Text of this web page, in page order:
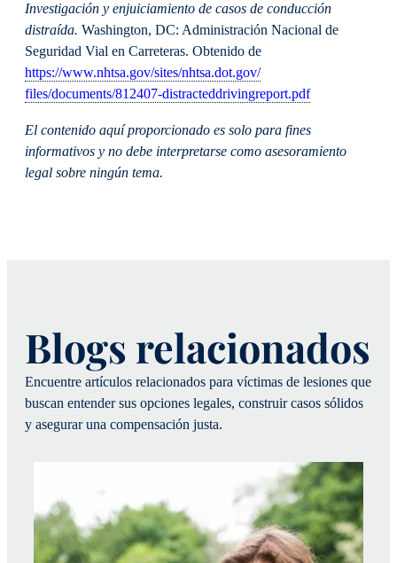
Investigación y enjuiciamiento de casos de conducción
distraída. Washington, DC: Administración Nacional de
Seguridad Vial en Carreteras. Obtenido de
https://www.nhtsa.gov/sites/nhtsa.dot.gov/
files/documents/812407-distracteddrivingreport.pdf
El contenido aquí proporcionado es solo para fines
informativos y no debe interpretarse como asesoramiento
legal sobre ningún tema.
Blogs relacionados
Encuentre artículos relacionados para víctimas de lesiones que
buscan entender sus opciones legales, construir casos sólidos
y asegurar una compensación justa.